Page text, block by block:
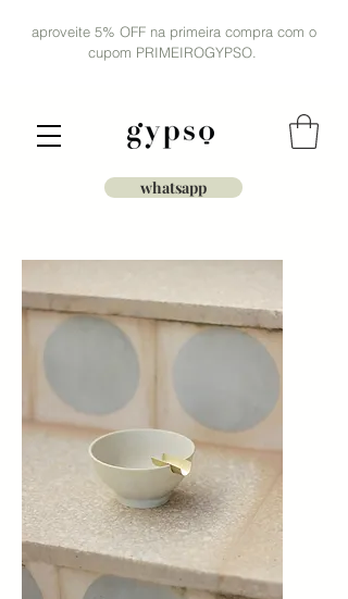
aproveite 5% OFF na primeira compra com o
cupom PRIMEIROGYPSO.
whatsapp